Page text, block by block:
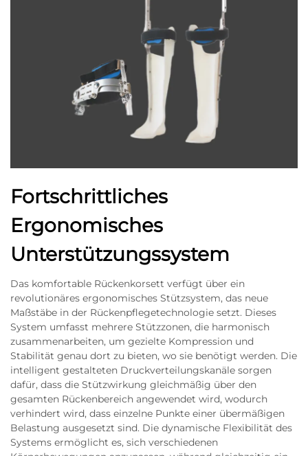
Fortschrittliches
Ergonomisches
Unterstützungssystem
Das komfortable Rückenkorsett verfügt über ein
revolutionäres ergonomisches Stützsystem, das neue
Maßstäbe in der Rückenpflegetechnologie setzt. Dieses
System umfasst mehrere Stützzonen, die harmonisch
zusammenarbeiten, um gezielte Kompression und
Stabilität genau dort zu bieten, wo sie benötigt werden. Die
intelligent gestalteten Druckverteilungskanäle sorgen
dafür, dass die Stützwirkung gleichmäßig über den
gesamten Rückenbereich angewendet wird, wodurch
verhindert wird, dass einzelne Punkte einer übermäßigen
Belastung ausgesetzt sind. Die dynamische Flexibilität des
Systems ermöglicht es, sich verschiedenen